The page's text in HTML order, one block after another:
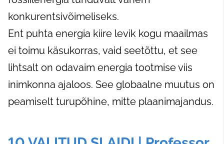
konkurentsivõimeliseks.
Ent puhta energia kiire levik kogu maailmas
ei toimu käsukorras, vaid seetõttu, et see
lihtsalt on odavaim energia tootmise viis
inimkonna ajaloos. See globaalne muutus on
peamiselt turupõhine, mitte plaanimajandus.